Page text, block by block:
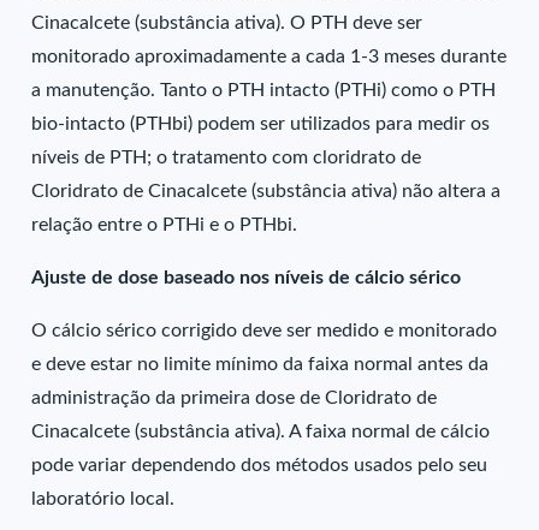
Cinacalcete (substância ativa). O PTH deve ser
monitorado aproximadamente a cada 1-3 meses durante
a manutenção. Tanto o PTH intacto (PTHi) como o PTH
bio-intacto (PTHbi) podem ser utilizados para medir os
níveis de PTH; o tratamento com cloridrato de
Cloridrato de Cinacalcete (substância ativa) não altera a
relação entre o PTHi e o PTHbi.
Ajuste de dose baseado nos níveis de cálcio sérico
O cálcio sérico corrigido deve ser medido e monitorado
e deve estar no limite mínimo da faixa normal antes da
administração da primeira dose de Cloridrato de
Cinacalcete (substância ativa). A faixa normal de cálcio
pode variar dependendo dos métodos usados pelo seu
laboratório local.